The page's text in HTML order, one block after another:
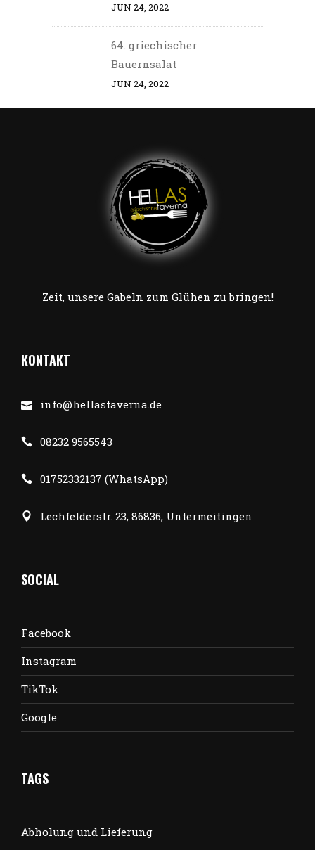
JUN 24, 2022
64. griechischer
Bauernsalat
JUN 24, 2022
Zeit, unsere Gabeln zum Glühen zu bringen!
KONTAKT
info@hellastaverna.de
08232 9565543
01752332137 (WhatsApp)
Lechfelderstr. 23, 86836, Untermeitingen
SOCIAL
Facebook
Instagram
TikTok
Google
TAGS
Abholung und Lieferung